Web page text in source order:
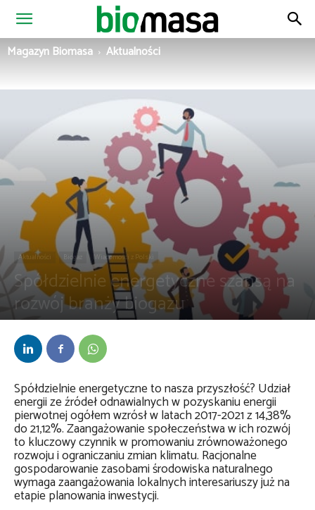
Magazyn
Magazyn Biomasa Aktualności
Aktualności Biogaz Wiadomości z Polski
Spółdzielnie energetyczne szansą na
rozwój branży biogazu
Spółdzielnie energetyczne to nasza przyszłość? Udział
energii ze źródeł odnawialnych w pozyskaniu energii
pierwotnej ogółem wzrósł w latach 2017-2021 z 14,38%
do 21,12%. Zaangażowanie społeczeństwa w ich rozwój
to kluczowy czynnik w promowaniu zrównoważonego
rozwoju i ograniczaniu zmian klimatu. Racjonalne
gospodarowanie zasobami środowiska naturalnego
wymaga zaangażowania lokalnych interesariuszy już na
etapie planowania inwestycji.